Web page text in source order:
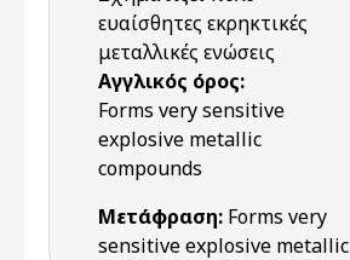
ευαίσθητες εκρηκτικές
μεταλλικές ενώσεις
Αγγλικός όρος:
Forms very sensitive
explosive metallic
compounds
Μετάφραση: Forms very
sensitive explosive metallic